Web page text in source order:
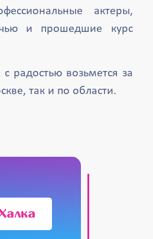
актеры,
и прошедшие курс
радостью возьмется за
так и по области.